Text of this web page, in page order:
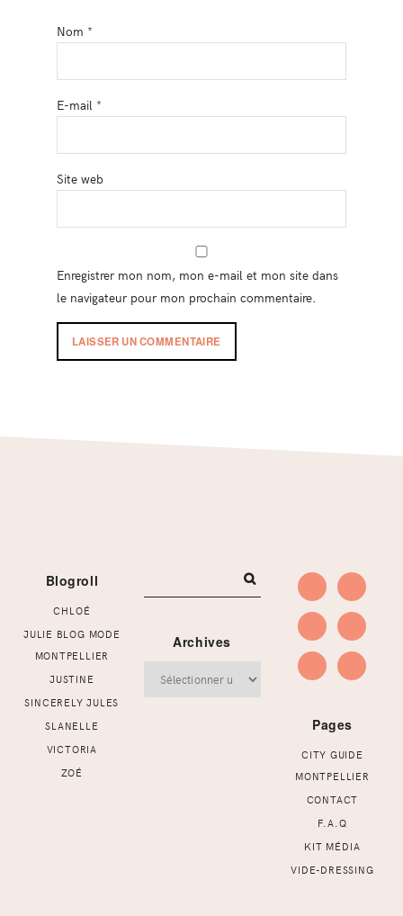
Nom *
E-mail *
Site web
Enregistrer mon nom, mon e-mail et mon site dans
le navigateur pour mon prochain commentaire.
Blogroll
CHLOÉ
JULIE BLOG MODE
MONTPELLIER
JUSTINE
SINCERELY JULES
SLANELLE
VICTORIA
ZOÉ
Archives
Pages
CITY GUIDE
MONTPELLIER
CONTACT
F.A.Q
KIT MÉDIA
VIDE-DRESSING